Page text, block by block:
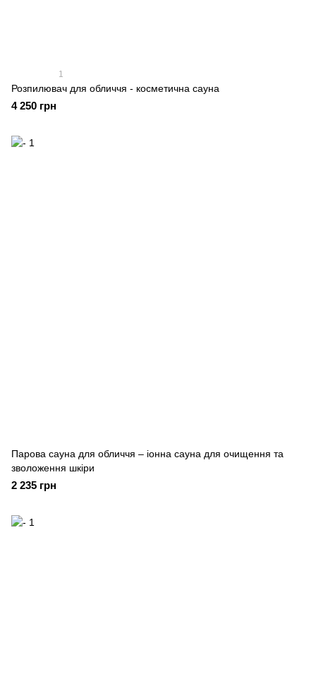
1
Розпилювач для обличчя - косметична сауна
4 250 грн
Парова сауна для обличчя – іонна сауна для очищення та
зволоження шкіри
2 235 грн